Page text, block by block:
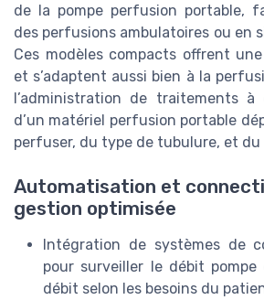
de la pompe perfusion portable,
des perfusions ambulatoires ou en
Ces modèles compacts offrent
et s’adaptent aussi bien à la
l’administration de traitements à
d’un matériel perfusion portable
perfuser, du type de tubulure, et
Automatisation et
gestion optimisée
Intégration de systèmes de
pour surveiller le débit
débit selon les besoins du